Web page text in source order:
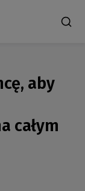
aby
całym